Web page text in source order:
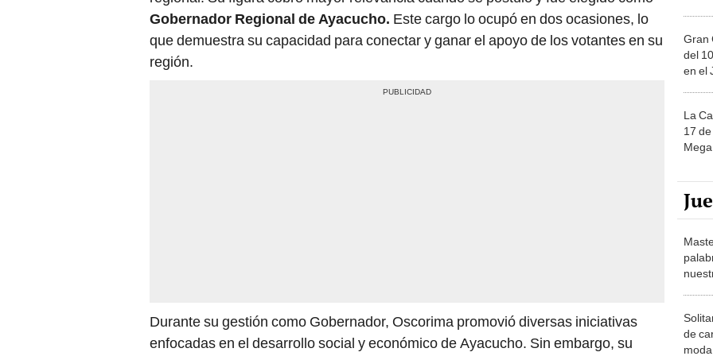
Gobernador Regional de Ayacucho. Este cargo lo ocupó en dos ocasiones, lo
que demuestra su capacidad para conectar y ganar el apoyo de los votantes en su
región.
Durante su gestión como Gobernador, Oscorima promovió diversas iniciativas
enfocadas en el desarrollo social y económico de Ayacucho. Sin embargo, su
Gran
del
en el
La
17
de